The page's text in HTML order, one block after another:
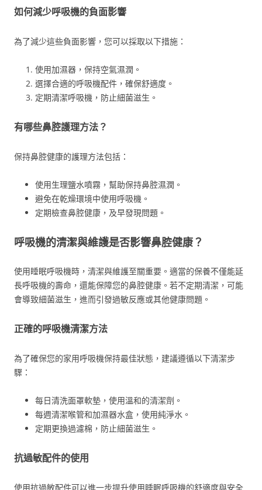
如何減少呼吸機的負面影響
為了減少這些負面影響，您可以採取以下措施：
使用加濕器，保持空氣濕潤。
選擇合適的呼吸機配件，確保舒適度。
定期清潔呼吸機，防止細菌滋生。
有哪些鼻腔護理方法？
保持鼻腔健康的護理方法包括：
使用生理鹽水噴霧，幫助保持鼻腔濕潤。
避免在乾燥環境中使用呼吸機。
定期檢查鼻腔健康，及早發現問題。
呼吸機的清潔與維護是否影響鼻腔健康？
使用睡眠呼吸機時，清潔與維護至關重要。適當的保養不僅能延
長呼吸機的壽命，還能保障您的鼻腔健康。若不定期清潔，可能
會導致細菌滋生，進而引發過敏反應或其他健康問題。
正確的呼吸機清潔方法
為了確保您的家用呼吸機保持最佳狀態，建議遵循以下清潔步
驟：
每日清洗面罩軟墊，使用溫和的清潔劑。
每週清潔喉管和加濕器水盒，使用純淨水。
定期更換過濾棉，防止細菌滋生。
抗過敏配件的使用
使用抗過敏配件可以進一步提升使用睡眠呼吸機的舒適度與安全